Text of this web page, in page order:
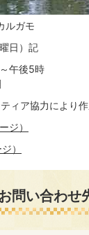
ルガモ
日）記
午後5時
ィア協力により作
ジ）
）
問い合わせ